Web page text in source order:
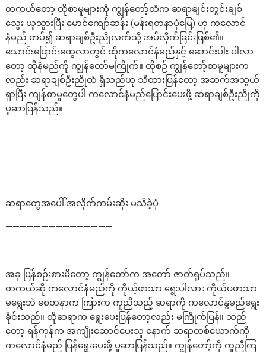
တကယ်တော့ ထိုစာမူများကို ကျွန်တော့်ထံက ဆရာချင်းတွင်းချစ်
သွေး ယူသွားပြီး မောင်ကျော်ဆန်း (မန်းရတနာပုံမြေ) ဟု ကလောင်
နံမည် တပ်၍ ဆရာချစ်ဦးညိုလက်သို့ အပ်လိုက်ခြင်းဖြစ်၏။
သောင်းပြောင်းထွေလာတွင် ထိုကလောင်နံမည်နှင့် ဆောင်းပါး ပါလာ
တော့ ထိုနံမည်ကို ကျွန်တော်မကြိုက်။ ထိုစဉ် ကျွန်တော့်စာမူများက
လည်း ဆရာချစ်ဦးညိုထံ ရှိသည်ဟု သိထားပြန်တော့ အဆက်အသွယ်
ရှာပြီး ကျန်စာမူတွေပါ ကလောင်နံမည်ပြောင်းပေးဖို့ ဆရာချစ်ဦးညိုကို
ပူဆာပြန်သည်။
ဆရာတွေအပေါ် အလိုက်ကမ်းဆိုး မသိခဲ့ပုံ
———————————————
အခု ပြန်စဉ်းစားမိတော့ ကျွန်တော်က အတော် ဇာတ်ရှုပ်သည်။
တကယ်ဆို ကလောင်နံမည်ကို ကိုယ့်ဖာသာ ရွေးပါလား ကိုယ်ပဖာသာ
မရွေးဘဲ စေတနာက ကြားက ကူညီသည့် ဆရာကို ကလောင်နွမည်ရွေး
ခိုင်းသည်။ ထိုဆရာက ရွေးပေးပြန်တော့လည်း မကြိုက်ပြန်။ သည်
တော့ ရန်ကုန်က အကျိုးဆောင်ပေးသူ နောက် ဆရာတစ်ယောက်ကို
ကလောင်နံမည် ပြန်ရွေးပေးဖို့ ပူဆာပြန်သည်။ ကျွန်တော့်ကို ကူညီကြ